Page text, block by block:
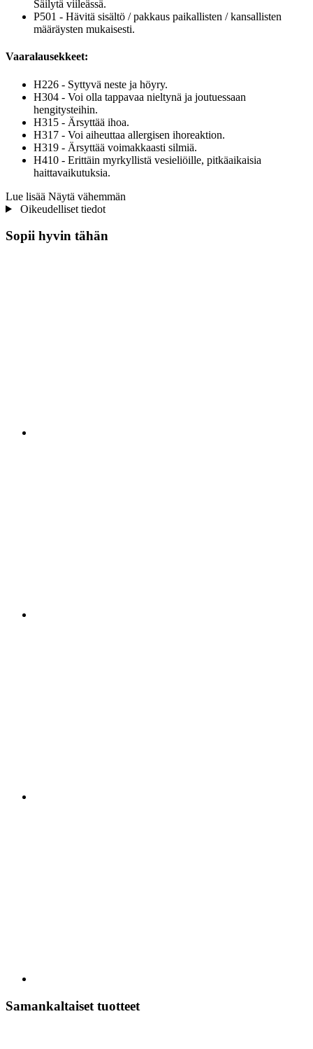
Säilytä viileässä.
P501 - Hävitä sisältö / pakkaus paikallisten / kansallisten
määräysten mukaisesti.
Vaaralausekkeet:
H226 - Syttyvä neste ja höyry.
H304 - Voi olla tappavaa nieltynä ja joutuessaan
hengitysteihin.
H315 - Ärsyttää ihoa.
H317 - Voi aiheuttaa allergisen ihoreaktion.
H319 - Ärsyttää voimakkaasti silmiä.
H410 - Erittäin myrkyllistä vesieliöille, pitkäaikaisia
haittavaikutuksia.
Lue lisää Näytä vähemmän
Oikeudelliset tiedot
Sopii hyvin tähän
Samankaltaiset tuotteet